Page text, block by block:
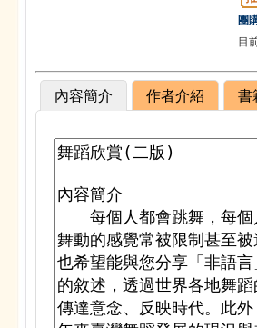
團
目
內容簡介 作者介紹 書